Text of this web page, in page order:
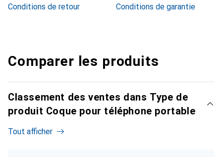
Conditions de retour
Conditions de garantie
Comparer les produits
Classement des ventes dans Type de
produit Coque pour téléphone portable
Tout afficher